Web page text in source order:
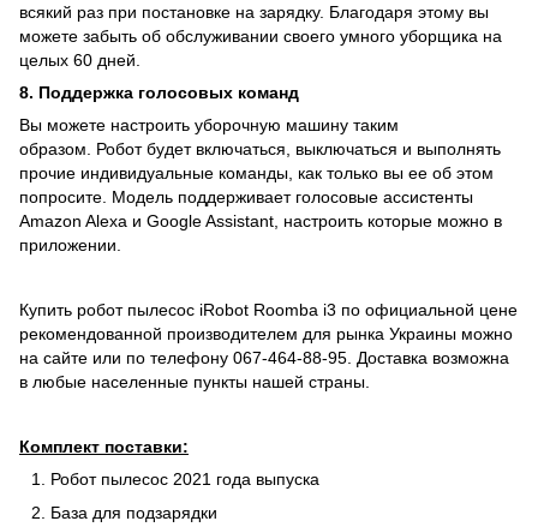
всякий раз при постановке на зарядку. Благодаря этому вы
можете забыть об обслуживании своего умного уборщика на
целых 60 дней.
8. Поддержка голосовых команд
Вы можете настроить уборочную машину таким
образом. Робот будет включаться, выключаться и выполнять
прочие индивидуальные команды, как только вы ее об этом
попросите. Модель поддерживает голосовые ассистенты
Amazon Alexa и Google Assistant, настроить которые можно в
приложении.
Купить робот пылесос iRobot Roomba i3 по официальной цене
рекомендованной производителем для рынка Украины можно
на сайте или по телефону 067-464-88-95. Доставка возможна
в любые населенные пункты нашей страны.
Комплект поставки:
Робот пылесос 2021 года выпуска
База для подзарядки